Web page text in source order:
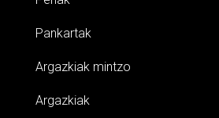
Pankartak
Argazkiak mintzo
Argazkiak